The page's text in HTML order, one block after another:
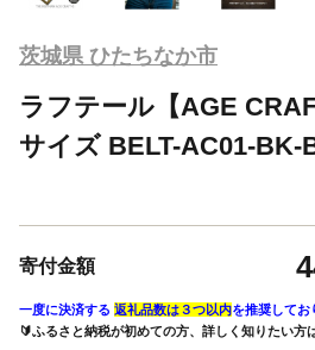
茨城県 ひたちなか市
ラフテール【AGE
サイズ BELT-AC01-BK-
寄付金額
一度に決済する 返礼品数は３つ以内を推奨してお
🔰ふるさと納税が初めての方、詳しく知りたい方